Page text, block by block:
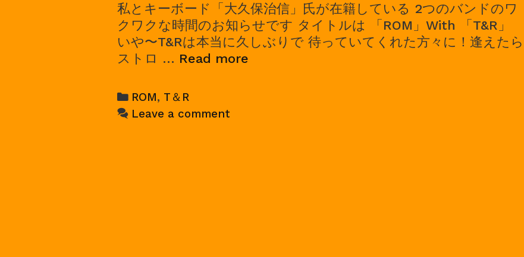
私とキーボード「大久保治信」氏が在籍している 2つのバンドのワ
クワクな時間のお知らせです タイトルは 「ROM」With 「T&R」
いや〜T&Rは本当に久しぶりで 待っていてくれた方々に！逢えたら
ストロ … Read more
Categories
ROM, T＆R
Leave a comment